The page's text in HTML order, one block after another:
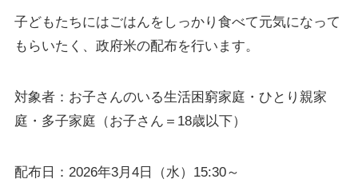
子どもたちにはごはんをしっかり食べて元気になって
もらいたく、政府米の配布を行います。
対象者：お子さんのいる生活困窮家庭・ひとり親家
庭・多子家庭（お子さん＝18歳以下）
配布日：2026年3月4日（水）15:30～